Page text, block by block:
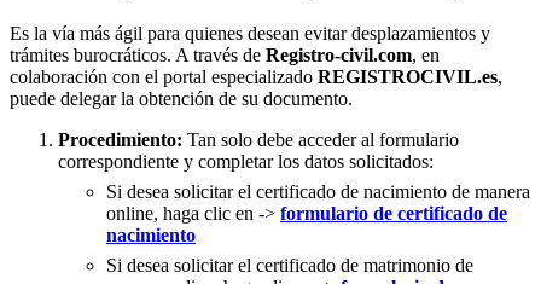
Es la vía más ágil para quienes desean evitar desplazamientos y
trámites burocráticos. A través de Registro-civil.com, en
colaboración con el portal especializado REGISTROCIVIL.es,
puede delegar la obtención de su documento.
Procedimiento: Tan solo debe acceder al formulario
correspondiente y completar los datos solicitados:
Si desea solicitar el certificado de nacimiento de manera
online, haga clic en -> formulario de certificado de
nacimiento
Si desea solicitar el certificado de matrimonio de